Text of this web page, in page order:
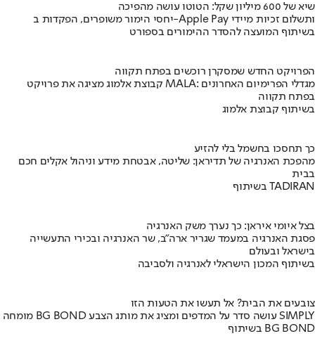
שיא של 600 מיליון שקל: הטוטו עושה מהפיכה
יחסי הימור משופרים, הפקדות ב-Apple Pay ותשלום זכיות מיידי
בשיתוף המועצה להסדר ההימורים בספורט
הפרויקט החדש שמסקרן רוכשים בפתח תקווה
קבוצת אלמוג מציגה את פרויקט MALA: מגדלי הפרימיום האחרונים
בפתח תקווה
בשיתוף קבוצת אלמוג
כך תחסכו בחשמל בלי להזיע
מהפכת האנרגיה של תדיראן: שליטה, אבטחת מידע וניהול אקלים חכם
בבית
בשיתוף TADIRAN
בצל איומי איראן: כך נערך משק האנרגיה
פסגת האנרגיה במעמד שגריר ארה"ב, שר האנרגיה ובכירי התעשייה
בישראל ובעולם
בשיתוף המכון הישראלי לאנרגיה ולסביבה
צובעים את הבית? אל תעשו את הטעות הזו
מומחה BG BOND עושה סדר על המדפים ומציג את מותג הצבע SIMPLY
בשיתוף BG BOND